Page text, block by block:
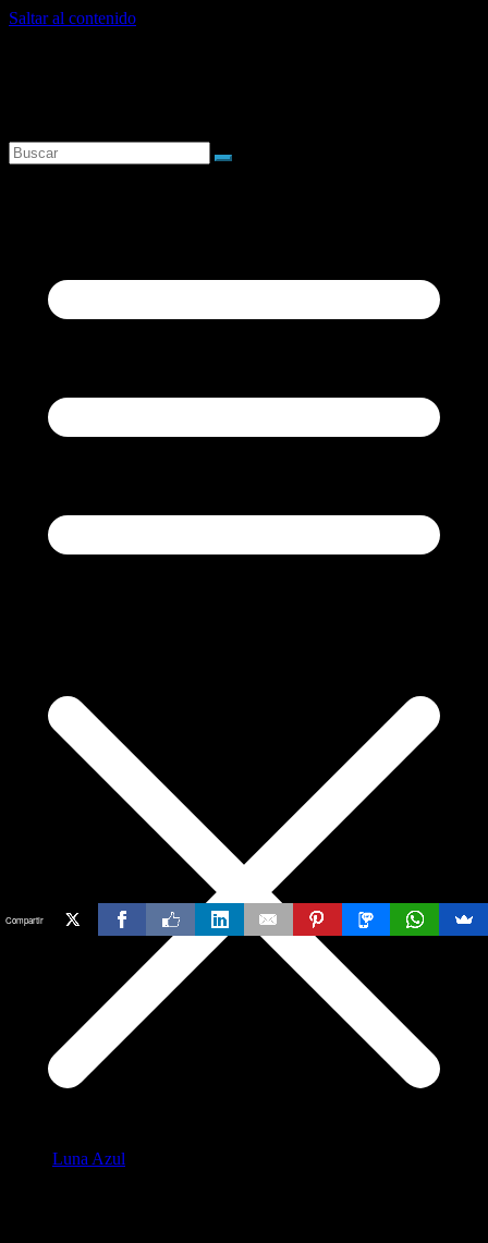
Saltar al contenido
Luna Azul
Compartir